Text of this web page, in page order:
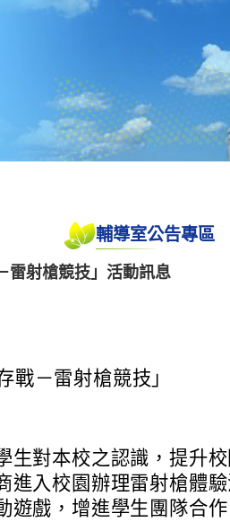
輔導室公告專區
雷射槍競技」活動訊息
戰－雷射槍競技」
生對本校之認識，提升校
進入校園辦理雷射槍體
遊戲，增進學生團隊合